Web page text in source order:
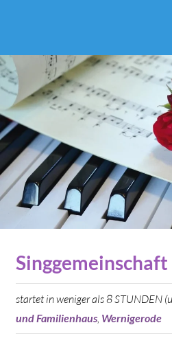
Singgemeinschaft
startet in weniger als 8 STUNDEN
und Familienhaus Wernigerode